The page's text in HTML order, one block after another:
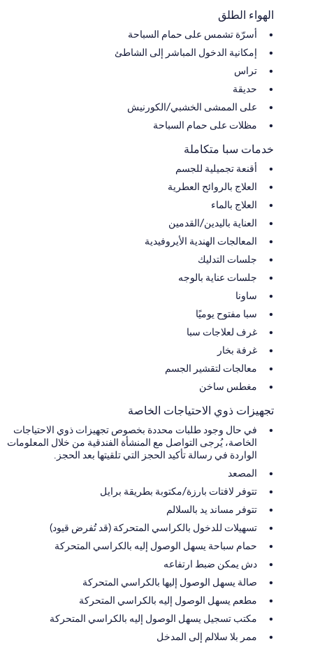
الهواء الطلق
أسرّة تشمس على حمام السباحة
إمكانية الدخول المباشر إلى الشاطئ
تراس
حديقة
على الممشى الخشبي/الكورنيش
مظلات على حمام السباحة
خدمات سبا متكاملة
أقنعة تجميلية للجسم
العلاج بالروائح العطرية
العلاج بالماء
العناية باليدين/القدمين
المعالجات الهندية الأيروفيدية
جلسات التدليك
جلسات عناية بالوجه
ساونا
سبا مفتوح يوميًا
غرف لعلاجات سبا
غرفة بخار
معالجات لتقشير الجسم
مغطس ساخن
تجهيزات ذوي الاحتياجات الخاصة
في حال وجود طلبات محددة بخصوص تجهيزات ذوي الاحتياجات
الخاصة، يُرجى التواصل مع المنشأة الفندقية من خلال المعلومات
الواردة في رسالة تأكيد الحجز التي تلقيتها بعد الحجز.
المصعد
تتوفر لافتات بارزة/مكتوبة بطريقة برايل
تتوفر مساند يد بالسلالم
تسهيلات للدخول بالكراسي المتحركة (قد تُفرض قيود)
حمام سباحة يسهل الوصول إليه بالكراسي المتحركة
دش يمكن ضبط ارتفاعه
صالة يسهل الوصول إليها بالكراسي المتحركة
مطعم يسهل الوصول إليه بالكراسي المتحركة
مكتب تسجيل يسهل الوصول إليه بالكراسي المتحركة
ممر بلا سلالم إلى المدخل